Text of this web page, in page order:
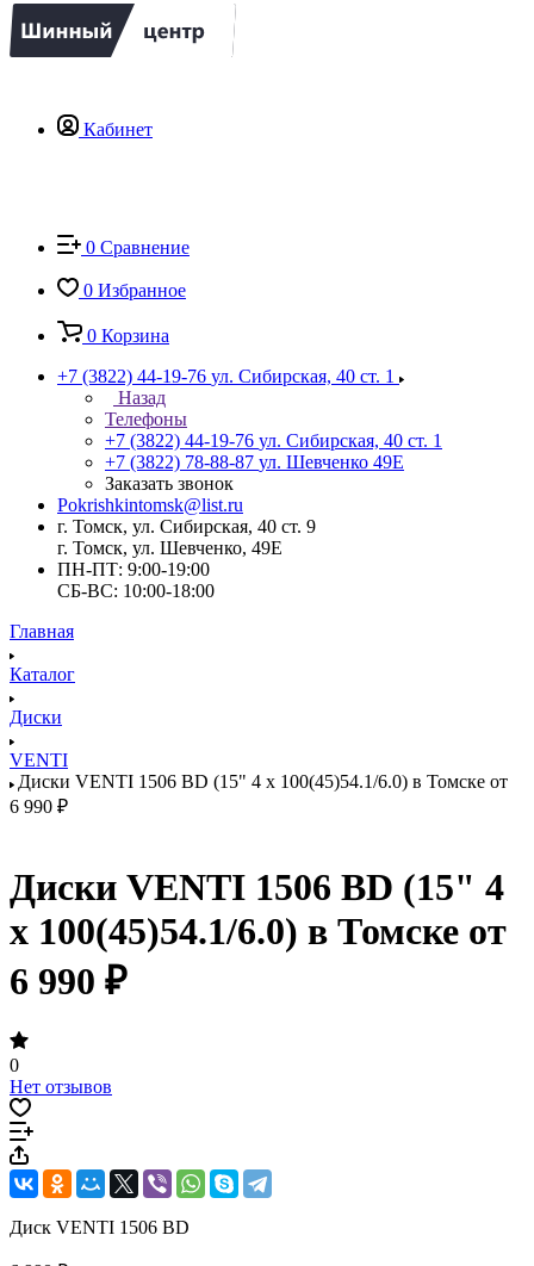
Кабинет
0 Сравнение
0 Избранное
0 Корзина
+7 (3822) 44-19-76 ул. Сибирская, 40 ст. 1
Назад
Телефоны
+7 (3822) 44-19-76 ул. Сибирская, 40 ст. 1
+7 (3822) 78-88-87 ул. Шевченко 49Е
Заказать звонок
Pokrishkintomsk@list.ru
г. Томск, ул. Сибирская, 40 ст. 9
г. Томск, ул. Шевченко, 49Е
ПН-ПТ: 9:00-19:00
СБ-ВС: 10:00-18:00
Главная
Каталог
Диски
VENTI
Диски VENTI 1506 BD (15" 4 x 100(45)54.1/6.0) в Томске от
6 990 ₽
Диски VENTI 1506 BD (15" 4
x 100(45)54.1/6.0) в Томске от
6 990 ₽
0
Нет отзывов
Диск VENTI 1506 BD